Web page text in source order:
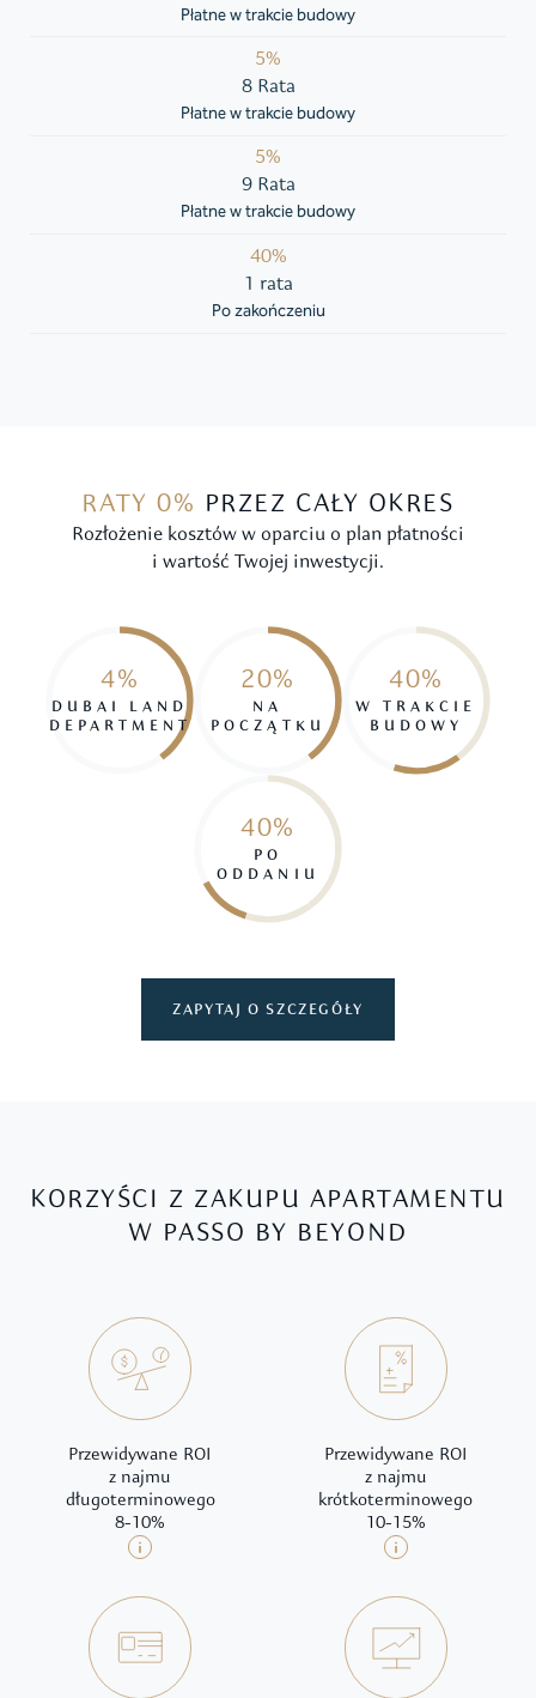
Płatne w trakcie budowy
5%
8 Rata
Płatne w trakcie budowy
5%
9 Rata
Płatne w trakcie budowy
40%
1 rata
Po zakończeniu
RATY 0% PRZEZ CAŁY OKRES
Rozłożenie kosztów w oparciu o plan płatności
i wartość Twojej inwestycji.
4%
DUBAI LAND
DEPARTMENT
20%
NA
POCZĄTKU
40%
W TRAKCIE
BUDOWY
40%
PO
ODDANIU
ZAPYTAJ O SZCZEGÓŁY
KORZYŚCI Z ZAKUPU APARTAMENTU
W PASSO BY BEYOND
Przewidywane ROI
z najmu
długoterminowego
8-10%
Przewidywane ROI
z najmu
krótkoterminowego
10-15%